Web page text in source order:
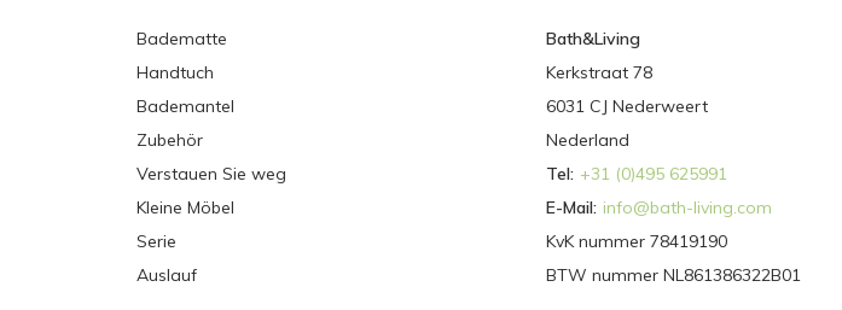
Badematte
Handtuch
Bademantel
Zubehör
Verstauen Sie weg
Kleine Möbel
Serie
Auslauf
Bath&Living
Kerkstraat 78
6031 CJ Nederweert
Nederland
Tel: +31 (0)495 625991
E-Mail: info@bath-living.com
KvK nummer 78419190
BTW nummer NL861386322B01